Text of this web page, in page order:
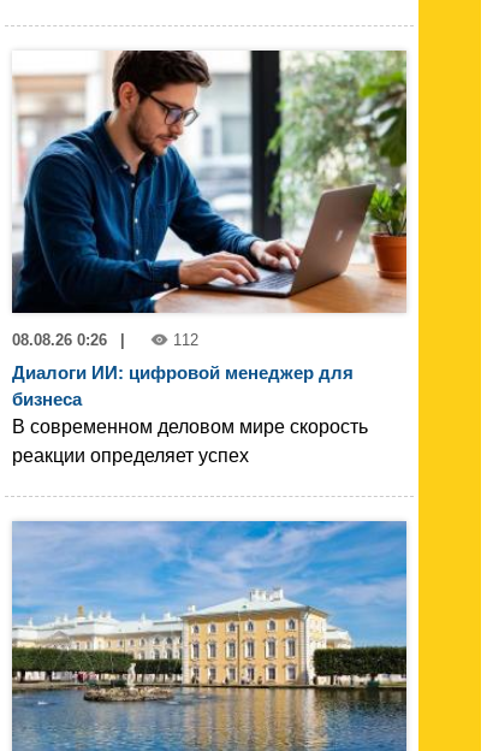
08.08.26 0:26 112
Диалоги ИИ: цифровой менеджер для
бизнеса
В современном деловом мире скорость
реакции определяет успех